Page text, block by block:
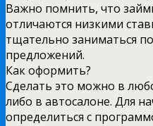
Важно помнить, что
отличаются низкими
тщательно заниматься
предложений.
Как оформить?
Сделать это можно в
либо в автосалоне. Для
определиться с